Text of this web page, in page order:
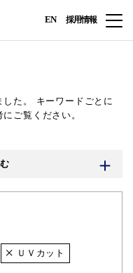
EN 採用情報
た。
キーワードごとに
ご覧ください。
ＵＶカット